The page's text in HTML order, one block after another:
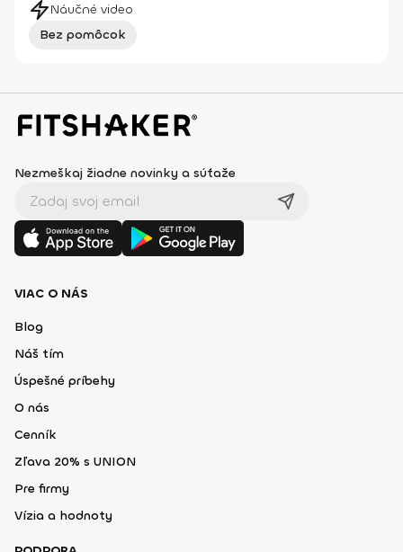
Náučné video
Bez pomôcok
Nezmeškaj žiadne novinky a súťaže
VIAC O NÁS
Blog
Náš tím
Úspešné príbehy
O nás
Cenník
Zľava 20% s UNION
Pre firmy
Vízia a hodnoty